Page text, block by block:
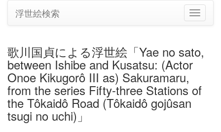
ナ
ビ
シ
切
浮世絵検索
歌川国貞による浮世絵「Yae no sato,
between Ishibe and Kusatsu: (Actor
Onoe Kikugorô III as) Sakuramaru,
from the series Fifty-three Stations of
the Tôkaidô Road (Tôkaidô gojûsan
tsugi no uchi)」